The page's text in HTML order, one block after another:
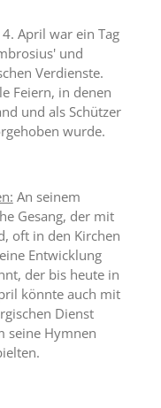
4. April war ein Tag
und
Verdienste.
Feiern, in denen
und als Schützer
wurde.
An seinem
Gesang, der mit
oft in den Kirchen
Entwicklung
der bis heute in
könnte auch mit
Dienst
seine Hymnen